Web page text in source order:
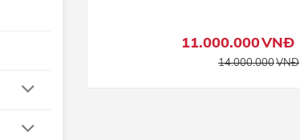
14.000.000VNĐ
11.000.000VNĐ